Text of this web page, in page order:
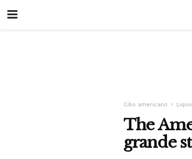
Cibo americano
The
grande